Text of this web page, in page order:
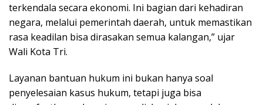
terkendala secara ekonomi. Ini bagian dari kehadiran
negara, melalui pemerintah daerah, untuk memastikan
rasa keadilan bisa dirasakan semua kalangan,” ujar
Wali Kota Tri.
Layanan bantuan hukum ini bukan hanya soal
penyelesaian kasus hukum, tetapi juga bisa